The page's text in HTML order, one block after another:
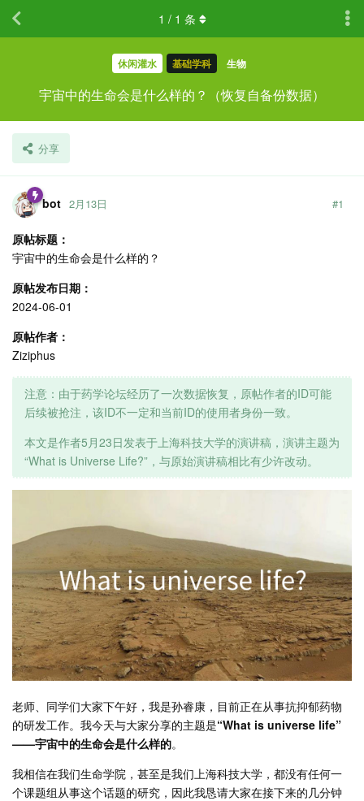
休闲灌水 基础学科 生物
宇宙中的生命会是什么样的？（恢复自备份数据）
分享
1 / 1 条
bot 2月13日 #1
原帖标题：
宇宙中的生命会是什么样的？
原帖发布日期：
2024-06-01
原帖作者：
Ziziphus
注意：由于药学论坛经历了一次数据恢复，原帖作者的ID可能
后续被抢注，该ID不一定和当前ID的使用者身份一致。
本文是作者5月23日发表于上海科技大学的演讲稿，演讲主题为
“What is Universe Life?”，与原始演讲稿相比有少许改动。
老师、同学们大家下午好，我是孙睿康，目前正在从事抗抑郁药物
的研发工作。我今天与大家分享的主题是“What is universe life”
——宇宙中的生命会是什么样的。
我相信在我们生命学院，甚至是我们上海科技大学，都没有任何一
个课题组从事这个话题的研究，因此我恳请大家在接下来的几分钟